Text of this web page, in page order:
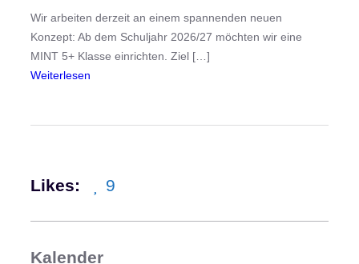
Wir arbeiten derzeit an einem spannenden neuen
Konzept: Ab dem Schuljahr 2026/27 möchten wir eine
MINT 5+ Klasse einrichten. Ziel […]
Weiterlesen
n
Likes: 9
Kalender